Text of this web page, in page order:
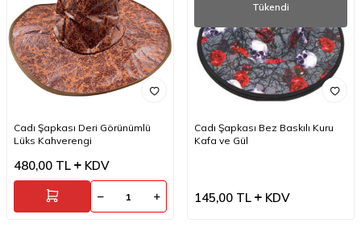
Cadı Şapkası Deri Görünümlü
Lüks Kahverengi
480,00 TL KDV
Tükendi
Cadı Şapkası Bez Baskılı Kuru
Kafa ve Gül
145,00 TL KDV